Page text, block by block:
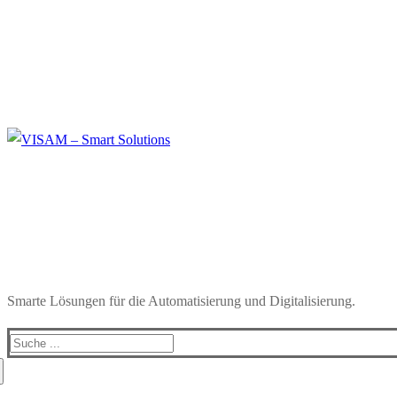
Smarte Lösungen für die Automatisierung und Digitalisierung.
Search